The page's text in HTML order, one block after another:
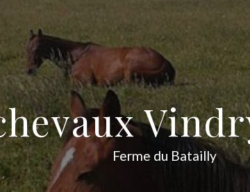
Ferme du Batailly